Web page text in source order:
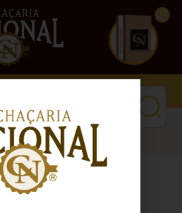
www.cachacarianacional.com.br
CUIDADO FRÁGIL